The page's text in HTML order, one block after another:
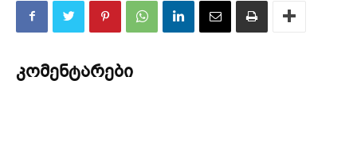
კომენტარები